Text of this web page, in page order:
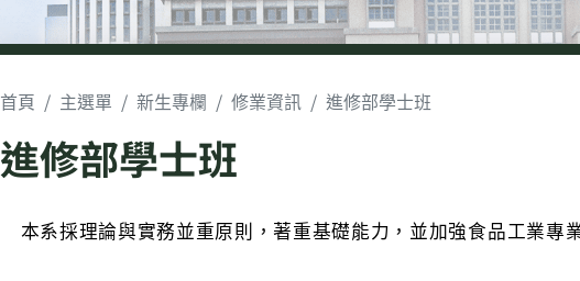
首頁 主選單 新生專欄 修業資訊 進修部學士班
進修部學士班
本系採理論與實務並重原則，著重基礎能力，並加強食品工業專